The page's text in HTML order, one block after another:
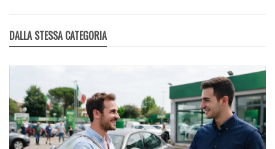
DALLA STESSA CATEGORIA